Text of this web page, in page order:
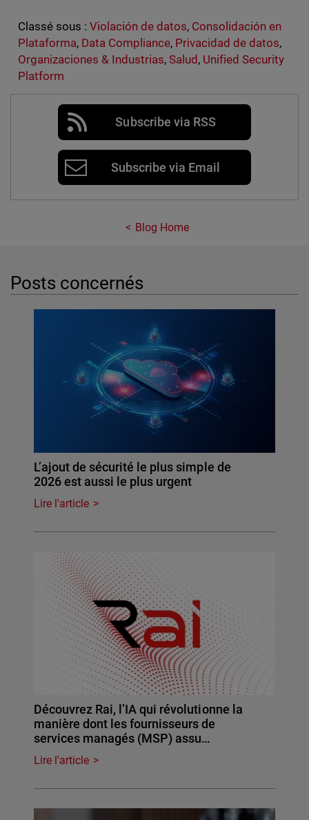
Classé sous : Violación de datos, Consolidación en
Plataforma, Data Compliance, Privacidad de datos,
Organizaciones & Industrias, Salud , Unified Security
Platform
Subscribe via RSS
Subscribe via Email
Blog Home
Posts concernés
L’ajout de sécurité le plus simple de
2026 est aussi le plus urgent
Lire l'article
Découvrez Rai, l’IA qui révolutionne la
manière dont les fournisseurs de
services managés (MSP) assu…
Lire l'article